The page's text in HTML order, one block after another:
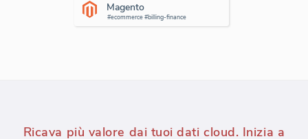
Magento
#ecommerce #billing-finance
Ricava più valore dai tuoi dati cloud. Inizia a